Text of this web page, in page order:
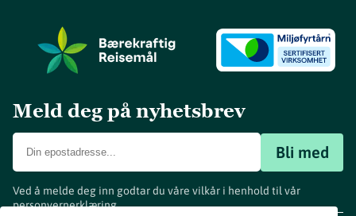
Meld deg på nyhetsbrev
Bli med
Ved å melde deg inn godtar du våre vilkår i henhold til vår
personvernerklæring.